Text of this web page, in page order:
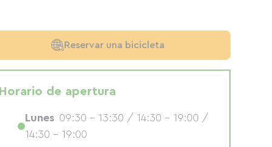
Reservar una bicicleta
Horario de apertura
Lunes 09:30 - 13:30 / 14:30 - 19:00 /
14:30 - 19:00